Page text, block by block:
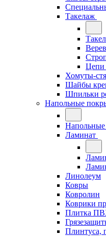
Такелаж
Цепи
Хомуты-
Шайбы
Шпильки
Напольные
Ламинат
Линолеум
Ковры
Ковролин
Коврики
Плитка
Плинтуса,